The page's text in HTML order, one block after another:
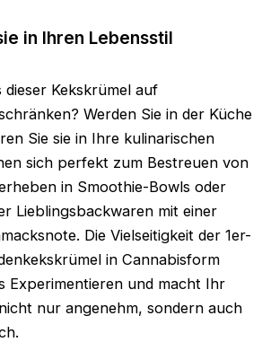
in Ihren Lebensstil
dieser Kekskrümel auf
Werden Sie in der Küche
Sie sie in Ihre kulinarischen
sich perfekt zum Bestreuen von
in Smoothie-Bowls oder
Lieblingsbackwaren mit einer
Die Vielseitigkeit der 1er-
in Cannabisform
Experimentieren und macht Ihr
nur angenehm, sondern auch